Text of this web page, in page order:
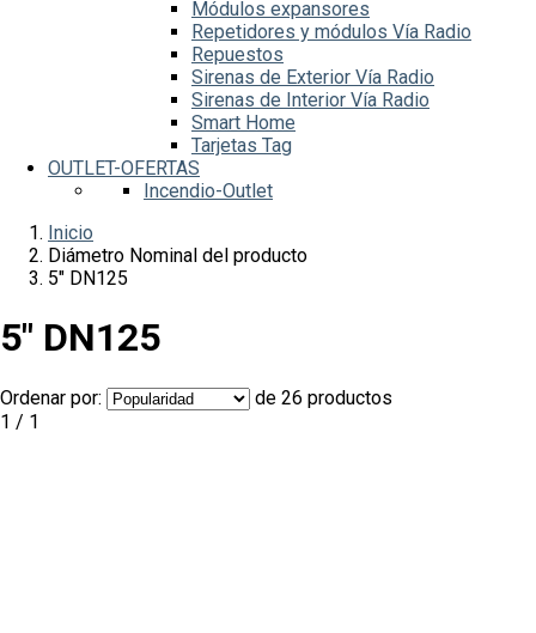
Módulos expansores
Repetidores y módulos Vía Radio
Repuestos
Sirenas de Exterior Vía Radio
Sirenas de Interior Vía Radio
Smart Home
Tarjetas Tag
OUTLET-OFERTAS
Incendio-Outlet
Inicio
Diámetro Nominal del producto
5" DN125
5" DN125
Ordenar por:
de 26 productos
1 / 1